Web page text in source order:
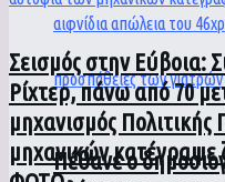
Πέθανε ο
Σεισμός στην Εύβοια:
Ρίχτερ, πάνω από 70
μηχανισμός
μηχανικών κατέγραψε